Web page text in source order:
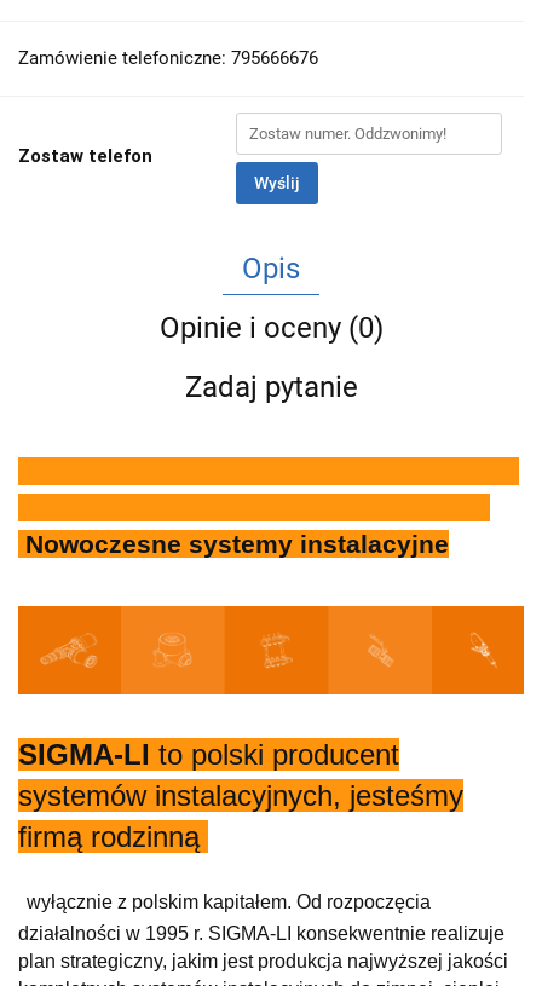
Zamówienie telefoniczne: 795666676
Zostaw telefon
Wyślij
Opis
Opinie i oceny (0)
Zadaj pytanie
Nowoczesne systemy instalacyjne
SIGMA-LI to polski producent
systemów instalacyjnych, jesteśmy
firmą rodzinną
wyłącznie z polskim kapitałem. Od rozpoczęcia
działalności w 1995 r. SIGMA-LI konsekwentnie realizuje
plan strategiczny, jakim jest produkcja najwyższej jakości